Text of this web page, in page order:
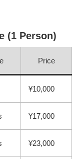
(1 Person)
Price
¥10,000
¥17,000
¥23,000